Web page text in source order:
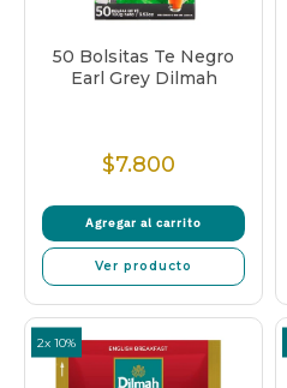
50 Bolsitas Te Negro
Earl Grey Dilmah
Precio
$7.800
Agregar al carrito
Ver producto
2x 10%